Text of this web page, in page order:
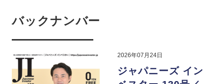
バックナンバー
2026年07月24日
ジャパニーズ イン